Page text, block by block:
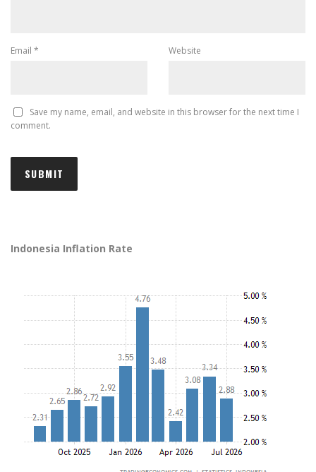
Email * Website
Save my name, email, and website in this browser for the next time I
comment.
Indonesia Inflation Rate